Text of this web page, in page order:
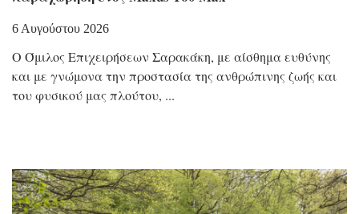
6 Αυγούστου 2026
Ο Όμιλος Επιχειρήσεων Σαρακάκη, με αίσθημα ευθύνης
και με γνώμονα την προστασία της ανθρώπινης ζωής και
του φυσικού μας πλούτου,